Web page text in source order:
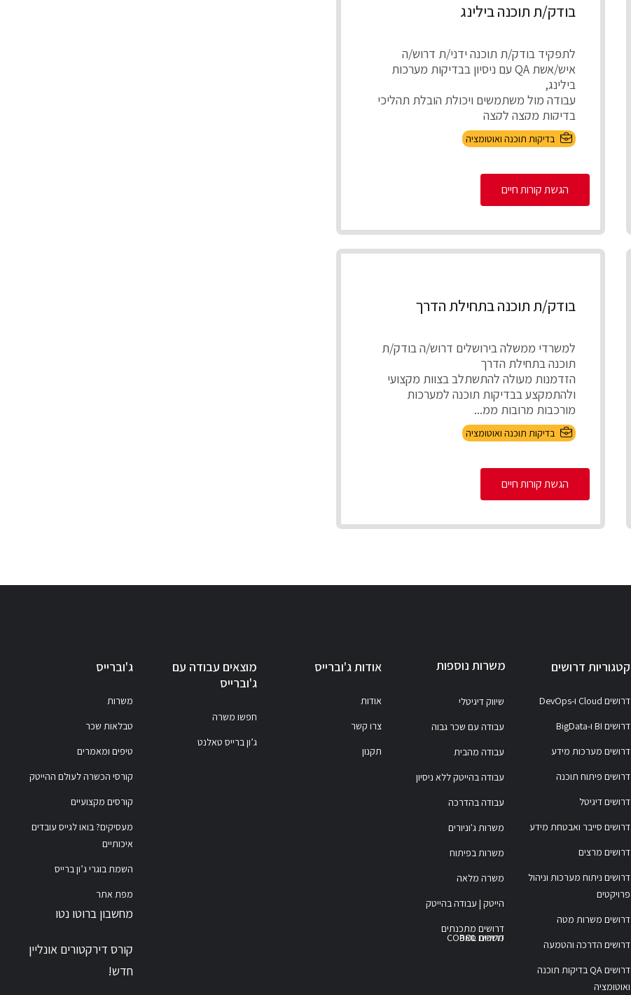
בודק/ת תוכנה בילינג
לתפקיד בודק/ת תוכנה ידני/ת דרוש/ה
איש/אשת QA עם ניסיון בבדיקות מערכות
בילינג,
עבודה מול משתמשים ויכולת הובלת תהליכי
בדיקות מקצה לקצה
התפק...בדיקות תוכנה ואוטומציה
הגשת קורות חיים
בודק/ת תוכנה בתחילת הדרך
למשרדי ממשלה בירושלים דרוש/ה בודק/ת
תוכנה בתחילת הדרך
הזדמנות מעולה להתשתלב בצוות מקצועי
ולהתמקצע בבדיקות תוכנה למערכות
מורכבות מרובות ממ...
בדיקות תוכנה ואוטומציה
הגשת קורות חיים
קטגוריות דרושים
דרושים Cloud ו-DevOps
דרושים BI ו-BigData
דרושים מערכות מידע
דרושים פיתוח תוכנה
דרושים דיגיטל
דרושים סייבר ואבטחת מידע
דרושים מרצים
דרושים ניתוח מערכות וניהול
פרויקטים
דרושים משרות מטה
דרושים הדרכה והטמעה
דרושים QA בדיקות תוכנה
ואוטומציה
משרות נוספות
שיווק דיגיטלי
עבודה עם שכר גבוה
עבודה מהבית
עבודה בהייטק ללא ניסיון
עבודה בהדרכה
משרות ג'וניורים
משרות בפיתוח
משרה מלאה
הייטק | עבודה בהייטק
דרושים מתכנתים
דרושים סאפ
משרות COBOL
אודות ג'וברייס
אודות
צרו קשר
תקנון
מוצאים עבודה עם
ג'וברייס
חפשו משרה
ג’ון ברייס טאלנט
ג'וברייס
משרות
טבלאות שכר
טיפים ומאמרים
קורסי הכשרה לעולם ההייטק
קורסים מקצועיים
מעסיקים? בואו לגייס עובדים
איכותיים
השמת בוגרי ג’ון ברייס
מפת אתר
מחשבון ברוטו נטו
קורס דירקטורים אונליין
חדש!